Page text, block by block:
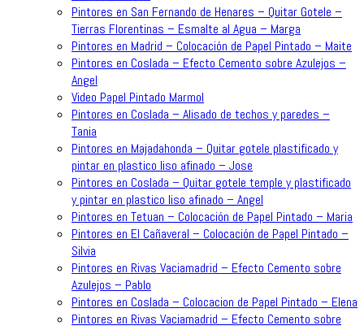
Pintores en San Fernando de Henares – Quitar Gotele –
Tierras Florentinas – Esmalte al Agua – Marga
Pintores en Madrid – Colocación de Papel Pintado – Maite
Pintores en Coslada – Efecto Cemento sobre Azulejos –
Angel
Video Papel Pintado Marmol
Pintores en Coslada – Alisado de techos y paredes –
Tania
Pintores en Majadahonda – Quitar gotele plastificado y
pintar en plastico liso afinado – Jose
Pintores en Coslada – Quitar gotele temple y plastificado
y pintar en plastico liso afinado – Angel
Pintores en Tetuan – Colocación de Papel Pintado – Maria
Pintores en El Cañaveral – Colocación de Papel Pintado –
Silvia
Pintores en Rivas Vaciamadrid – Efecto Cemento sobre
Azulejos – Pablo
Pintores en Coslada – Colocacion de Papel Pintado – Elena
Pintores en Rivas Vaciamadrid – Efecto Cemento sobre